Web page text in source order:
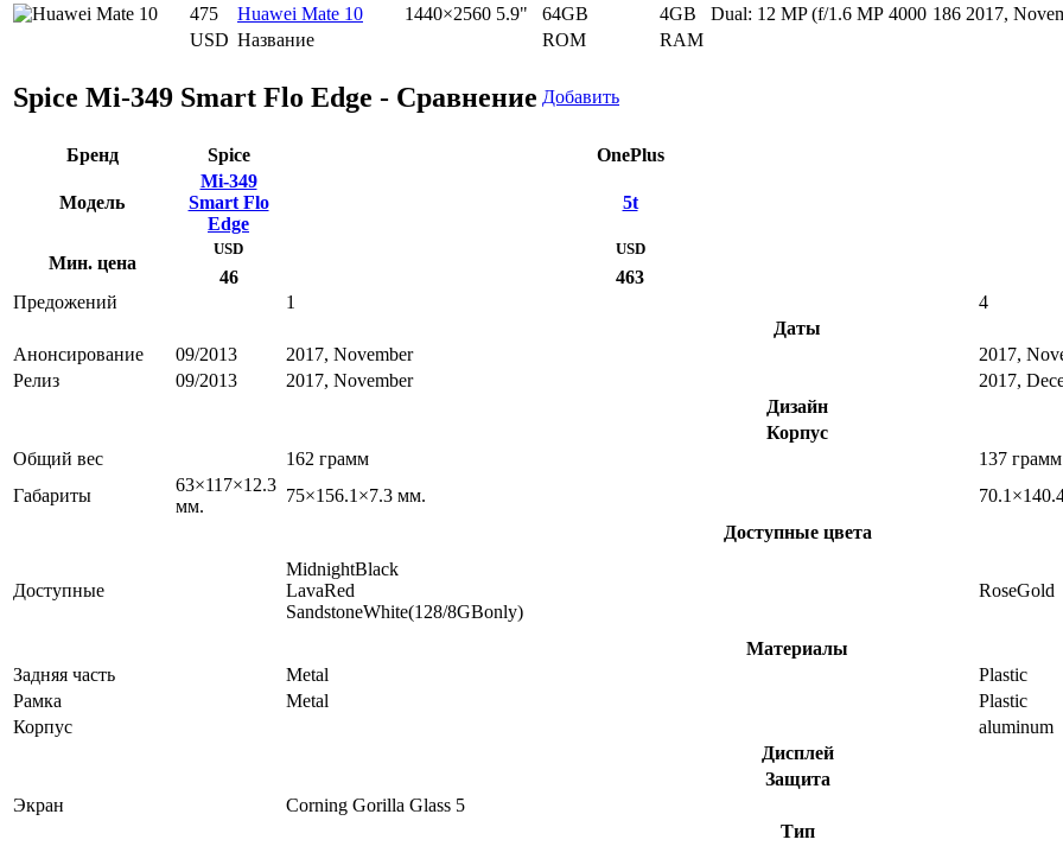
USD Название ROM RAM
475
Huawei Mate 10 1440×2560 5.9" 64GB 4GB Dual: 12 MP (f/1.6 MP 4000 186 2017,
Spice Mi-349 Smart Flo Edge - Сравнение Добавить
Бренд Spice OnePlus
Модель
Mi-349
Smart Flo
Edge
5t
Мин. цена
USD
46
USD
463
Предожений
1
4
Даты
Анонсирование
09/2013 2017, November
2017,
Релиз
09/2013 2017, November
2017,
Дизайн
Корпус
Общий вес
162 грамм
137 грамм
Габариты
63×117×12.3
мм.
75×156.1×7.3 мм.
Доступные цвета
Доступные
MidnightBlack
LavaRed
SandstoneWhite(128/8GBonly)
RoseGold
Материалы
Задняя часть
Metal
Plastic
Рамка
Metal
Plastic
Корпус
aluminum
Дисплей
Защита
Экран
Corning Gorilla Glass 5
Тип